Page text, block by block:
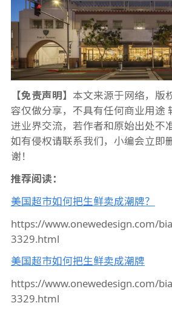
【免责声明】 本文来源于网络，版
容仅做分享，不具有任何商业用途
进业界交流，若作者和原始出处不
如有侵权请联系我们，小编会立即
谢！
推荐阅读：
美国超市如何把生鲜卖成潮牌？
https://www.onewedesign.com/
3329.html
美国超市如何把生鲜卖成潮牌
https://www.onewedesign.com/
3329.html